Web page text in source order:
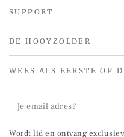
SUPPORT
DE HOOYZOLDER
WEES ALS EERSTE OP
Wordt lid en ontvang